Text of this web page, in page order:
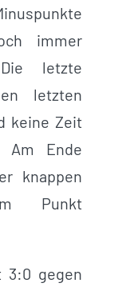
immer
letzte
letzten
keine Zeit
Am Ende
knappen
Punkt
3:0 gegen